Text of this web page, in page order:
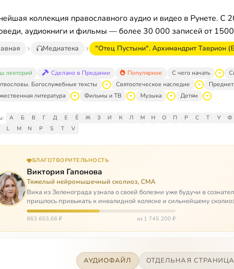
коллекция православного аудио и видео в Рунете. С
аудиокниги и фильмы — более 30 000 записей от
Медиатека "Отец Пустыни". Архимандрит Таврион
лекторий Сделано в Предании Популярное С чего начать
Богослужебные тексты
Святоотеческое наследие
литература
Фильмы и ТВ Музыка Детям
А Б В Г Д Е Ё Ж З И К Л М Н О П Р С Т У Ф
L M N P S T V
БЛАГОТВОРИТЕЛЬНОСТЬ
Виктория Гапонова
Тяжелый нейромышечный сколиоз, СМА
Вика из Зеленограда узнала о своей болезни уже будучи в
пришлось привыкать к инвалидной коляске и сильнейшему
растущей беспом…
863 603,66 ₽ из 1 745 200 ₽
АУДИОФАЙЛ ОТДЕЛЬНАЯ